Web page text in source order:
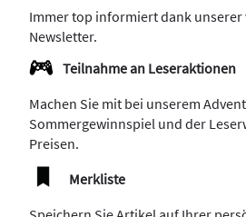
Immer top informiert dank unserer
Newsletter.
Teilnahme an Leseraktionen
Machen Sie mit bei unserem
Sommergewinnspiel und der
Preisen.
Merkliste